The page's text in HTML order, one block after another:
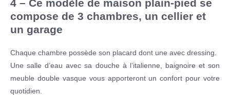
4 – Ce modèle de maison plain-pied se
compose de 3 chambres, un cellier et
un garage
Chaque chambre possède son placard dont une avec dressing.
Une salle d’eau avec sa douche à l’italienne, baignoire et son
meuble double vasque vous apporteront un confort pour votre
quotidien.